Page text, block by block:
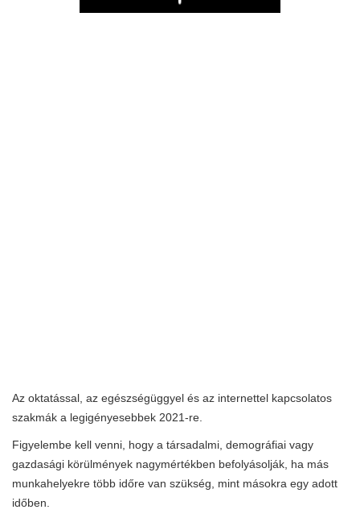
Play
Az oktatással, az egészségüggyel és az internettel kapcsolatos
szakmák a legigényesebbek 2021-re.
Figyelembe kell venni, hogy a társadalmi, demográfiai vagy
gazdasági körülmények nagymértékben befolyásolják, ha más
munkahelyekre több időre van szükség, mint másokra egy adott
időben.